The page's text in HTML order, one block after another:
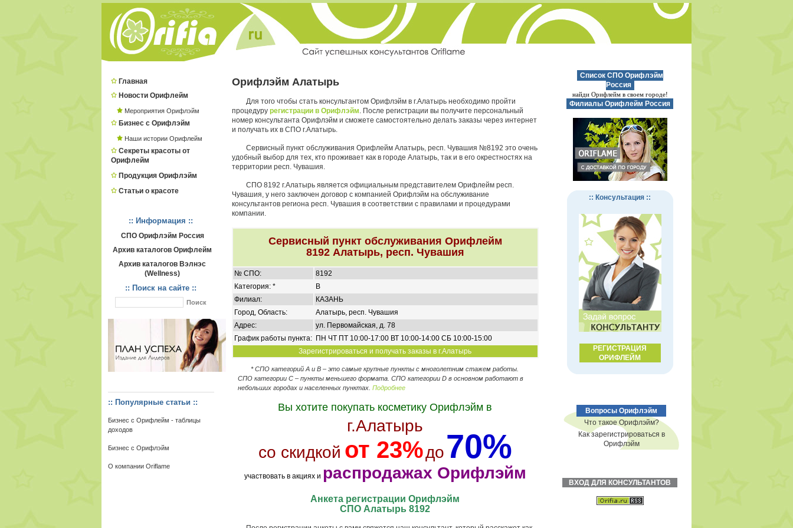
Главная
Новости Орифлейм
Мероприятия Орифлэйм
Бизнес с Орифлэйм
Наши истории Орифлейм
Секреты красоты от
Орифлейм
Продукция Орифлэйм
Статьи о красоте
:: Информация ::
СПО Орифлэйм Россия
Архив каталогов Орифлейм
Архив каталогов Вэлнэс
(Wellness)
:: Поиск на сайте ::
:: Популярные статьи ::
Бизнес с Орифлейм - таблицы
доходов
Бизнес с Орифлэйм
О компании Oriflame
Орифлэйм Алатырь
Для того чтобы стать консультантом Орифлэйм в г.Алатырь необходимо пройти
процедуру регистрации в Орифлэйм. После регистрации вы получите персональный
номер консультанта Орифлэйм и сможете самостоятельно делать заказы через интернет
и получать их в СПО г.Алатырь.
Сервисный пункт обслуживания Орифлейм Алатырь, респ. Чувашия №8192 это очень
удобный выбор для тех, кто проживает как в городе Алатырь, так и в его окрестностях на
территории респ. Чувашия.
СПО 8192 г.Алатырь является официальным представителем Орифлейм респ.
Чувашия, у него заключен договор с компанией Орифлэйм на обслуживание
консультантов региона респ. Чувашия в соответствии с правилами и процедурами
компании.
Сервисный пункт обслуживания Орифлейм
8192 Алатырь, респ. Чувашия
№ СПО:
8192
Категория: *
B
Филиал:
КАЗАНЬ
Город, Область:
Алатырь, респ. Чувашия
Адрес:
ул. Первомайская, д. 78
График работы пункта: ПН ЧТ ПТ 10:00-17:00 ВТ 10:00-14:00 СБ 10:00-15:00
Зарегистрироваться и получать заказы в г.Алатырь
* СПО категорий А и В – это самые крупные пункты с многолетним стажем работы.
СПО категории C – пункты меньшего формата. СПО категории D в основном работают в
небольших городах и населенных пунктах. Подробнее
Вы хотите покупать косметику Орифлэйм в
г.Алатырь
со скидкой от 23%до70%
участвовать в акциях и распродажах Орифлэйм
Анкета регистрации Орифлэйм
СПО Алатырь 8192
Список СПО Орифлэйм
Россия
найди Орифлейм в своем городе!
Филиалы Орифлейм Россия
:: Консультация ::
РЕГИСТРАЦИЯ
ОРИФЛЕЙМ
Вопросы Орифлэйм
Что такое Орифлэйм?
Как зарегистрироваться в
Орифлэйм
ВХОД ДЛЯ КОНСУЛЬТАНТОВ